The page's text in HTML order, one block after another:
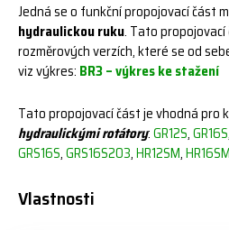
Jedná se o funkční propojovací část
hydraulickou ruku. Tato
rozměrových verzích, které se od
viz výkres: BR3 – výkres ke stažení
Tato propojovací část je vhodná pro
hydraulickými rotátory:GR12S,GR16S,
GRS16S,GRS16S203,HR12SM,HR16SM
Vlastnosti